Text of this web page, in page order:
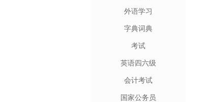
外语学习
字典词典
考试
英语四六级
会计考试
国家公务员